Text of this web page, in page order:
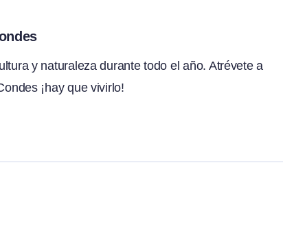
y naturaleza durante todo el año. Atrévete a
¡hay que vivirlo!